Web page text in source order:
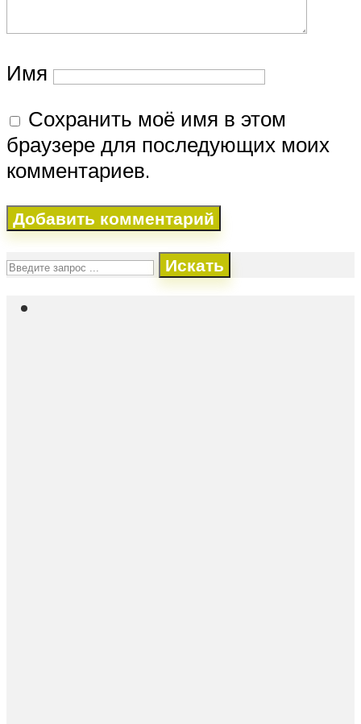
Имя
Сохранить моё имя в этом
браузере для последующих моих
комментариев.
Искать